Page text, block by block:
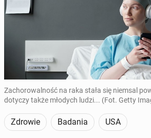
Zachorowalność na raka stała się niemsal
dotyczy także młodych ludzi... (Fot. Getty
Zdrowie Badania USA